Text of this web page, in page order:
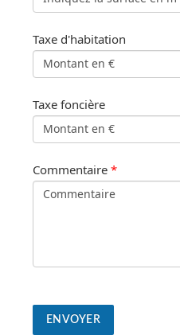
Taxe d'habitation
Taxe foncière
Commentaire *